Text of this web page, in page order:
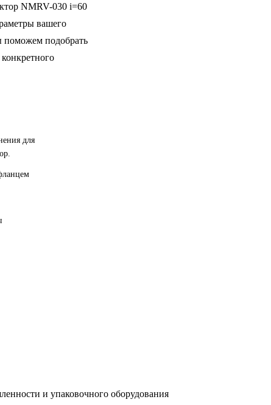
NMRV-030 i=60
вашего
поможем подобрать
для
и упаковочного оборудования